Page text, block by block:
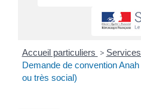
Accueil particuliers >
Demande de convention
ou très social)